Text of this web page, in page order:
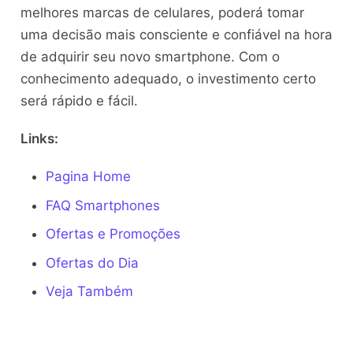
melhores marcas de celulares, poderá tomar
uma decisão mais consciente e confiável na hora
de adquirir seu novo smartphone. Com o
conhecimento adequado, o investimento certo
será rápido e fácil.
Links:
Pagina Home
FAQ Smartphones
Ofertas e Promoções
Ofertas do Dia
Veja Também